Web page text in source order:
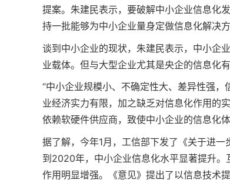
提案。朱建民表示，要破解中小企业信息化
持一批能够为中小企业量身定做信息化解决
谈到中小企业的现状，朱建民表示，中小企
业载体。但与大型企业尤其是央企的信息化
“中小企业规模小、不确定性大、差异性强
业经济实力有限，加之缺乏对信息化作用的
依赖软硬件供应商，致使中小企业的信息化
据了解，今年1月，工信部下发了《关于进
到2020年，中小企业信息化水平显著提升
作用明显增强。《意见》提出了以信息技术